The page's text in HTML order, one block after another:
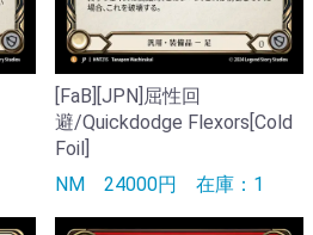
[FaB][JPN]屈性回
避/Quickdodge Flexors[Cold
Foil]
NM 24000円 在庫：1